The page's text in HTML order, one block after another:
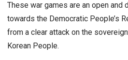
These war games are an open and
towards the Democratic People’s
from a clear attack on the
Korean People.